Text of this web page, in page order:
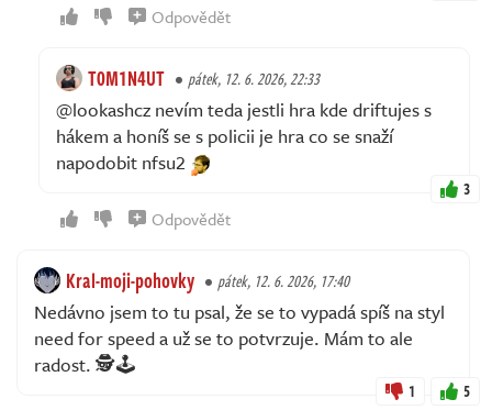
Odpovědět
T0M1N4UT pátek, 12. 6. 2026, 22:33
@lookashcz nevím teda jestli hra kde driftujes s
hákem a honíš se s policii je hra co se snaží
napodobit nfsu2
3
Odpovědět
Kral-moji-pohovky pátek, 12. 6. 2026, 17:40
Nedávno jsem to tu psal, že se to vypadá spíš na styl
need for speed a už se to potvrzuje. Mám to ale
radost. 🕵️🕹️
1 5